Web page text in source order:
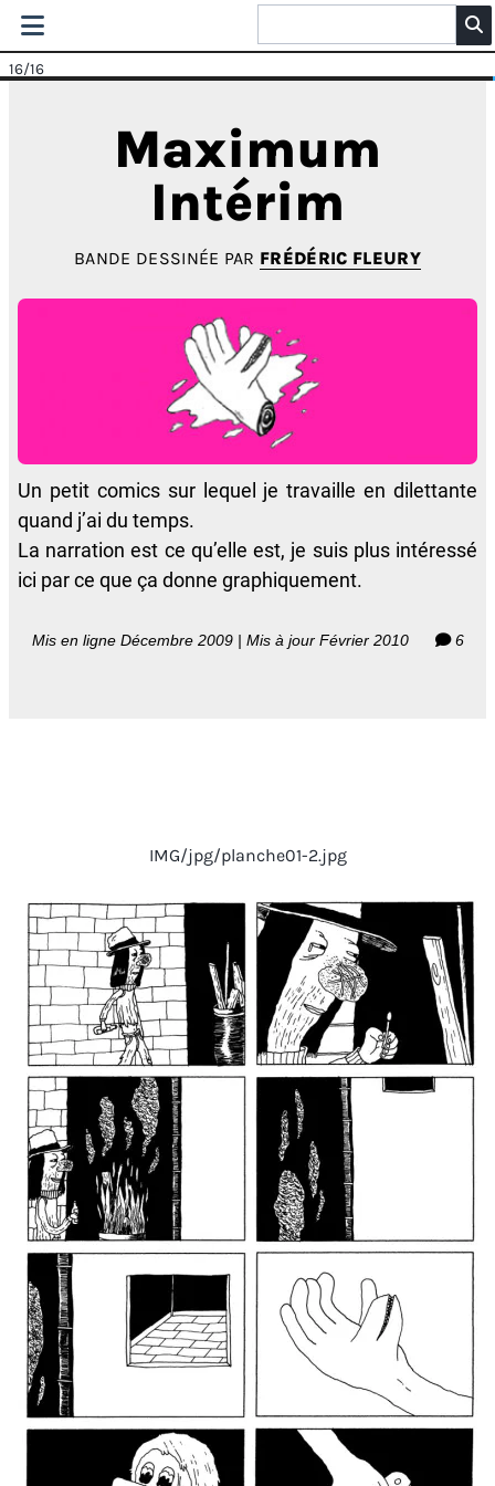
16/16
Maximum
Intérim
BANDE DESSINÉE PAR FRÉDÉRIC FLEURY
Un petit comics sur lequel je travaille en dilettante
quand j’ai du temps.
La narration est ce qu’elle est, je suis plus intéressé
ici par ce que ça donne graphiquement.
Mis en ligne Décembre 2009 | Mis à jour Février 2010 6
IMG/jpg/planche01-2.jpg